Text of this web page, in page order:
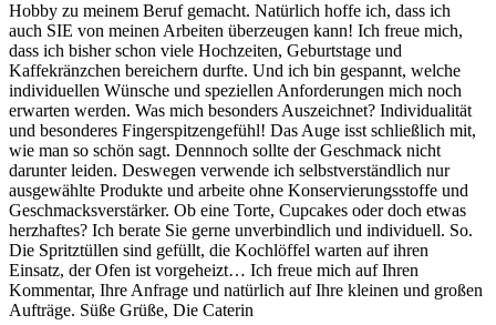
Hobby zu meinem Beruf gemacht. Natürlich hoffe ich, dass ich
auch SIE von meinen Arbeiten überzeugen kann! Ich freue mich,
dass ich bisher schon viele Hochzeiten, Geburtstage und
Kaffekränzchen bereichern durfte. Und ich bin gespannt, welche
individuellen Wünsche und speziellen Anforderungen mich noch
erwarten werden. Was mich besonders Auszeichnet? Individualität
und besonderes Fingerspitzengefühl! Das Auge isst schließlich mit,
wie man so schön sagt. Dennnoch sollte der Geschmack nicht
darunter leiden. Deswegen verwende ich selbstverständlich nur
ausgewählte Produkte und arbeite ohne Konservierungsstoffe und
Geschmacksverstärker. Ob eine Torte, Cupcakes oder doch etwas
herzhaftes? Ich berate Sie gerne unverbindlich und individuell. So.
Die Spritztüllen sind gefüllt, die Kochlöffel warten auf ihren
Einsatz, der Ofen ist vorgeheizt… Ich freue mich auf Ihren
Kommentar, Ihre Anfrage und natürlich auf Ihre kleinen und großen
Aufträge. Süße Grüße, Die Caterin